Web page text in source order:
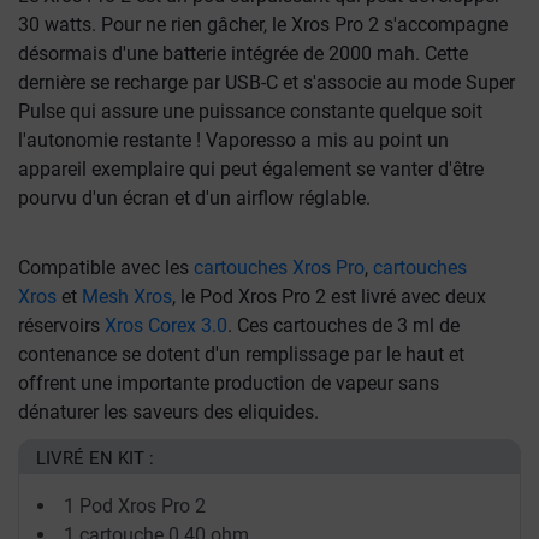
30 watts. Pour ne rien gâcher, le Xros Pro 2 s'accompagne
désormais d'une batterie intégrée de 2000 mah. Cette
dernière se recharge par USB-C et s'associe au mode Super
Pulse qui assure une puissance constante quelque soit
l'autonomie restante ! Vaporesso a mis au point un
appareil exemplaire qui peut également se vanter d'être
pourvu d'un écran et d'un airflow réglable.
Compatible avec les cartouches Xros Pro, cartouches
Xros et Mesh Xros, le Pod Xros Pro 2 est livré avec deux
réservoirs Xros Corex 3.0. Ces cartouches de 3 ml de
contenance se dotent d'un remplissage par le haut et
offrent une importante production de vapeur sans
dénaturer les saveurs des eliquides.
LIVRÉ EN KIT :
1 Pod Xros Pro 2